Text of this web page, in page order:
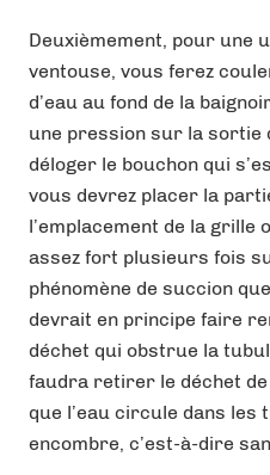
Deuxièmement, pour une
ventouse, vous ferez
d’eau au fond de la
une pression sur la sortie
déloger le bouchon qui
vous devrez placer la
l’emplacement de la grille
assez fort plusieurs fois
phénomène de succion
devrait en principe faire
déchet qui obstrue la
faudra retirer le déchet
que l’eau circule dans les
encombre, c’est-à-dire